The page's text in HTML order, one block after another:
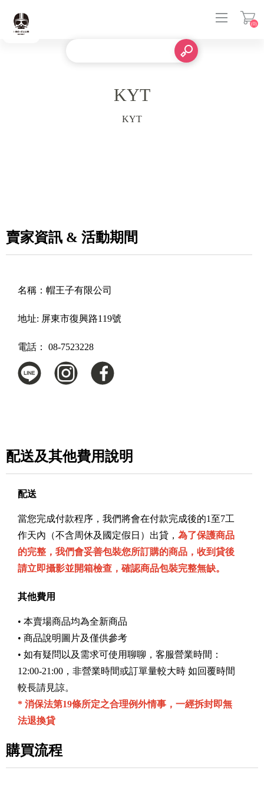
(0)
KYT
KYT
賣家資訊 & 活動期間
名稱： 帽王子有限公司
地址: 屏東市復興路119號
電話： 08-7523228
配送及其他費用說明
配送
當您完成付款程序，我們將會在付款完成後的1至7工
作天內（不含周休及國定假日）出貸， 為了保護商品
的完整，我們會妥善包裝您所訂購的商品， 收到貸後
請立即攝影並開箱檢查，確認商品包裝完整無缺。
其他費用
• 本賣場商品均為全新商品
• 商品說明圖片及僅供參考
• 如有疑問以及需求可使用聊聊，客服營業時間：
12:00-21:00，非營業時間或訂單量較大時 如回覆時間
較長請見諒。
* 消保法第19條所定之合理例外情事，一經拆封即無
法退換貸
購買流程